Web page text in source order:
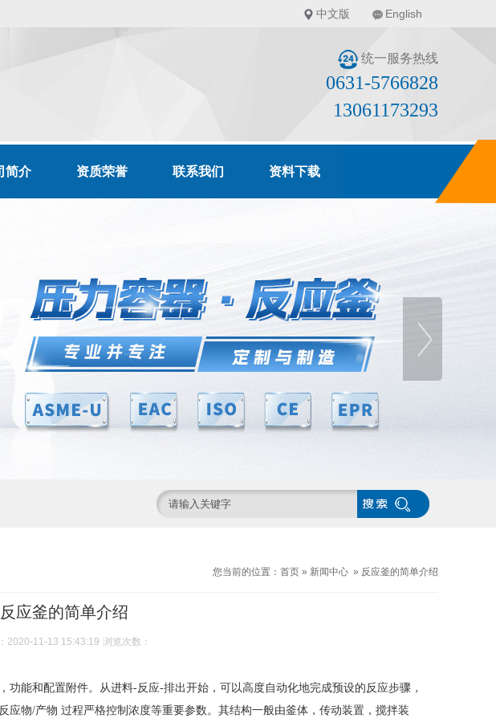
中文版 English
统一服务热线
0631-5766828
13061173293
简介 资质荣誉 联系我们 资料下载
您当前的位置： 首页 » 新闻中心 » 反应釜的简单介绍
反应釜的简单介绍
2020-11-13 15:43:19 浏览次数：
能和配置附件。从进料-反应-排出开始，可以高度自动化地完成预设的反应步骤，
应物/产物 过程严格控制浓度等重要参数。其结构一般由釜体，传动装置，搅拌装